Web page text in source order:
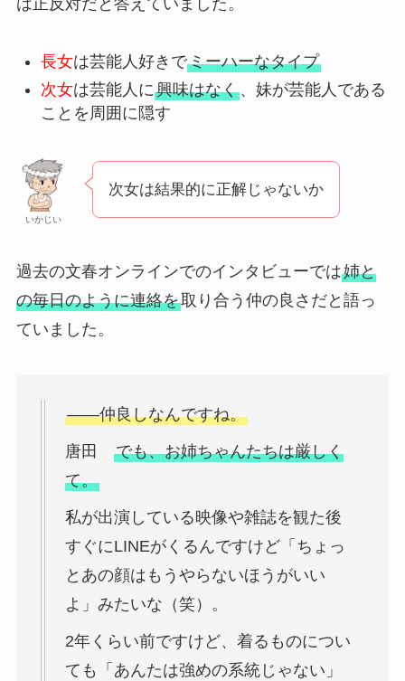
長女は芸能人好きでミーハーなタイプ
次女は芸能人に興味はなく、妹が芸能人である
ことを周囲に隠す
いかじい
次女は結果的に正解じゃないか
過去の文春オンラインでのインタビューでは姉と
の毎日のように連絡を取り合う仲の良さだと語っ
ていました。
――仲良しなんですね。
唐田 でも、お姉ちゃんたちは厳しく
て。
私が出演している映像や雑誌を観た後
すぐにLINEがくるんですけど「ちょっ
とあの顔はもうやらないほうがいい
よ」みたいな（笑）。
2年くらい前ですけど、着るものについ
ても「あんたは強めの系統じゃない」